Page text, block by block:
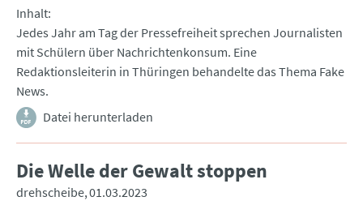
Inhalt
Jedes Jahr am Tag der Pressefreiheit sprechen Journalisten
mit Schülern über Nachrichtenkonsum. Eine
Redaktionsleiterin in Thüringen behandelte das Thema Fake
News.
Datei herunterladen
Die Welle der Gewalt stoppen
drehscheibe 01.03.2023